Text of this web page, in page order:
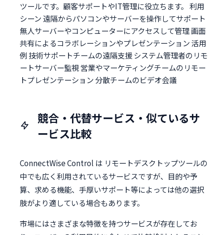
ツールです。顧客サポートやIT管理に役立ちます。 利用
シーン 遠隔からパソコンやサーバーを操作してサポート
無人サーバーやコンピューターにアクセスして管理 画面
共有によるコラボレーションやプレゼンテーション 活用
例 技術サポートチームの遠隔支援 システム管理者のリモ
ートサーバー監視 営業やマーケティングチームのリモー
トプレゼンテーション 分散チームのビデオ会議
競合・代替サービス・似ているサ
ービス比較
ConnectWise Control は リモートデスクトップツールの
中でも広く利用されているサービスですが、目的や予
算、求める機能、手厚いサポート等によっては他の選択
肢がより適している場合もあります。
市場にはさまざまな特徴を持つサービスが存在してお